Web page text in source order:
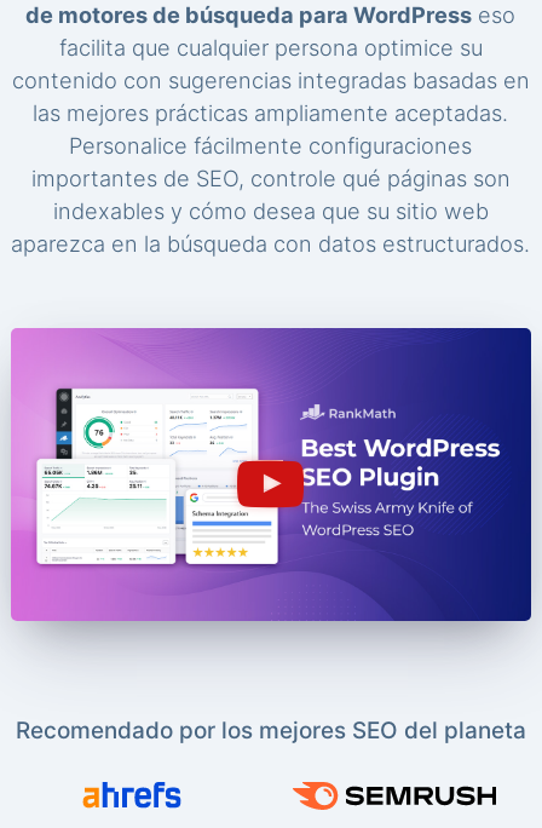
de motores de búsqueda para WordPress eso
facilita que cualquier persona optimice su
contenido con sugerencias integradas basadas en
las mejores prácticas ampliamente aceptadas.
Personalice fácilmente configuraciones
importantes de SEO, controle qué páginas son
indexables y cómo desea que su sitio web
aparezca en la búsqueda con datos estructurados.
Recomendado por los mejores SEO del planeta